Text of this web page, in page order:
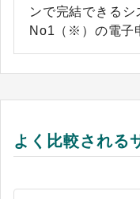
ンで完結できる
No1（※）の電子
点 東京商工リサ
よく比較される